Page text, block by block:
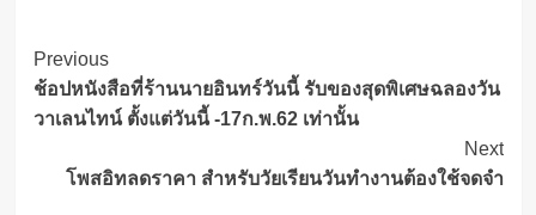
Post
Navigation
Previous
ช้อปหนังสือที่ร้านนายอินทร์วันนี้ รับของสุดพิเศษฉลองวัน
วาเลนไทน์ ตั้งแต่วันนี้ -17ก.พ.62 เท่านั้น
Next
โพสอิทลดราคา สำหรับวัยเรียนวันทำงานต้องใช้จดจำ